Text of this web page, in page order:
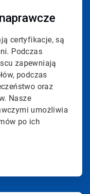
certyfikacje, są
Podczas
zapewniają
podczas
oraz
Nasze
umożliwia
po ich